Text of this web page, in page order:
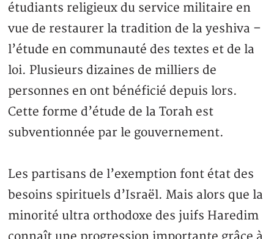
étudiants religieux du service militaire en
vue de restaurer la tradition de la yeshiva –
l’étude en communauté des textes et de la
loi. Plusieurs dizaines de milliers de
personnes en ont bénéficié depuis lors.
Cette forme d’étude de la Torah est
subventionnée par le gouvernement.
Les partisans de l’exemption font état des
besoins spirituels d’Israël. Mais alors que la
minorité ultra orthodoxe des juifs Haredim